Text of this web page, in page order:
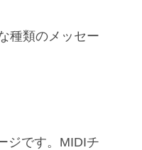
種類のメッセー
ジです。MIDIチ